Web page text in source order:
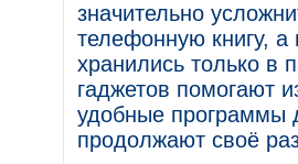
значительно
телефонную книгу,
хранились только в
гаджетов помогают
удобные программы
продолжают своё